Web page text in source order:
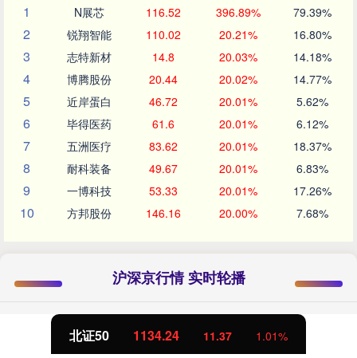
1
N展芯 116.52 396.89% 79.39%
2 锐翔智能 110.02 20.21% 16.80%
3 志特新材 14.8 20.03% 14.18%
4 博腾股份 20.44 20.02% 14.77%
5 近岸蛋白 46.72 20.01% 5.62%
6 毕得医药 61.6 20.01% 6.12%
7 五洲医疗 83.62 20.01% 18.37%
8 耐科装备 49.67 20.01% 6.83%
9 一博科技 53.33 20.01% 17.26%
10 方邦股份 146.16 20.00% 7.68%
沪深京行情 实时轮播
北证50 1134.24 11.37 1.01%